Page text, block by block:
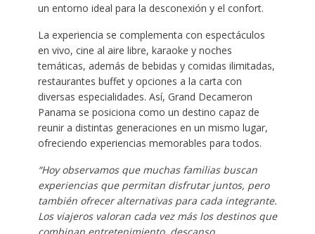
un entorno ideal para la desconexión y el confort.
La experiencia se complementa con espectáculos
en vivo, cine al aire libre, karaoke y noches
temáticas, además de bebidas y comidas ilimitadas,
restaurantes buffet y opciones a la carta con
diversas especialidades. Así, Grand Decameron
Panama se posiciona como un destino capaz de
reunir a distintas generaciones en un mismo lugar,
ofreciendo experiencias memorables para todos.
“Hoy observamos que muchas familias buscan
experiencias que permitan disfrutar juntos, pero
también ofrecer alternativas para cada integrante.
Los viajeros valoran cada vez más los destinos que
combinan entretenimiento, descanso,